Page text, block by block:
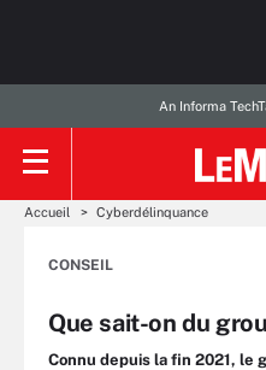
An Informa
Accueil Cyberdélinquance
CONSEIL
Que sait-on du
Connu depuis la fin 2021, le